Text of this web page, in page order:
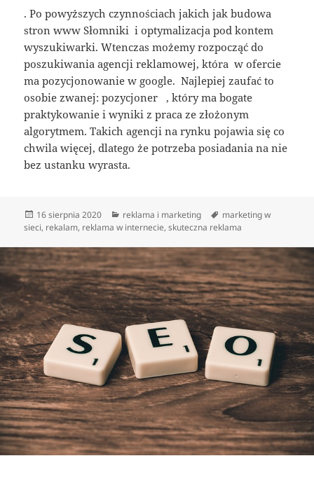
. Po powyższych czynnościach jakich jak budowa
stron www Słomniki i optymalizacja pod kontem
wyszukiwarki. Wtenczas możemy rozpocząć do
poszukiwania agencji reklamowej, która w ofercie
ma pozycjonowanie w google. Najlepiej zaufać to
osobie zwanej: pozycjoner , który ma bogate
praktykowanie i wyniki z praca ze złożonym
algorytmem. Takich agencji na rynku pojawia się co
chwila więcej, dlatego że potrzeba posiadania na nie
bez ustanku wyrasta.
Data
publikacji
16 sierpnia 2020 Kategorie
reklama i marketing Tagi
marketing w
sieci, rekalam, reklama w internecie,skuteczna reklama